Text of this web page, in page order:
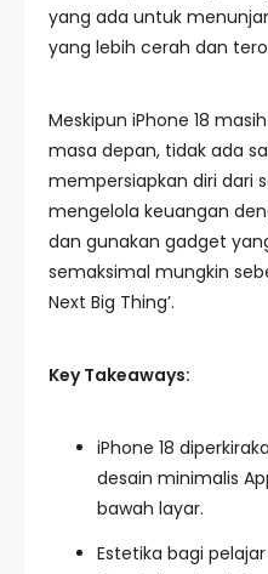
yang ada untuk
yang lebih cerah dan
Meskipun iPhone 18
masa depan, tidak ada
mempersiapkan diri dari
mengelola keuangan
dan gunakan gadget
semaksimal mungkin
Next Big Thing’.
Key Takeaways:
iPhone 18
desain minimalis
bawah layar.
Estetika bagi